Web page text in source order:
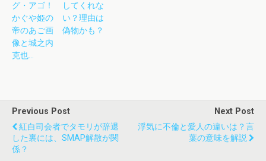
グ・アゴ！
かぐや姫の
帝のあご画
像と城之内
克也…
してくれな
い？理由は
偽物かも？
Previous Post
紅白司会者でタモリが辞退
した裏には、SMAP解散が関
係？
Next Post
浮気に不倫と愛人の違いは？言
葉の意味を解説